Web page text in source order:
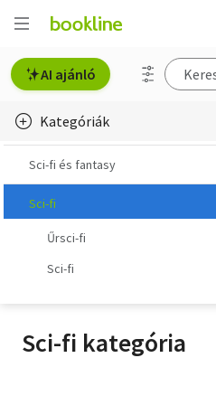
AI ajánló
Kategóriák
Akciófilm
Gyerek és ifjúsági
Doku és ismeretterjesztő
Sci-fi és fantasy
Sci-fi
Űrsci-fi
Sci-fi
Sci-fi kategória